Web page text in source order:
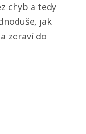
chyb a tedy
jak
zdraví do